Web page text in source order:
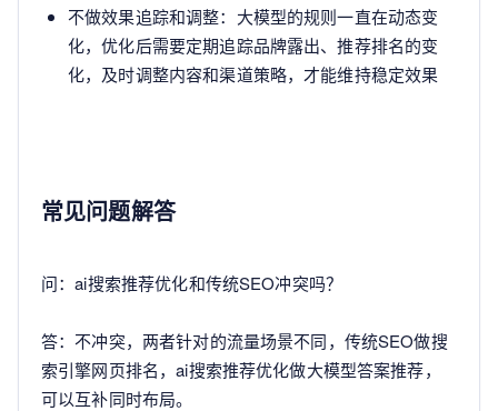
不做效果追踪和调整：大模型的规则一直在动态变
化，优化后需要定期追踪品牌露出、推荐排名的变
化，及时调整内容和渠道策略，才能维持稳定效果
常见问题解答
问：ai搜索推荐优化和传统SEO冲突吗？
答：不冲突，两者针对的流量场景不同，传统SEO做搜
索引擎网页排名，ai搜索推荐优化做大模型答案推荐，
可以互补同时布局。